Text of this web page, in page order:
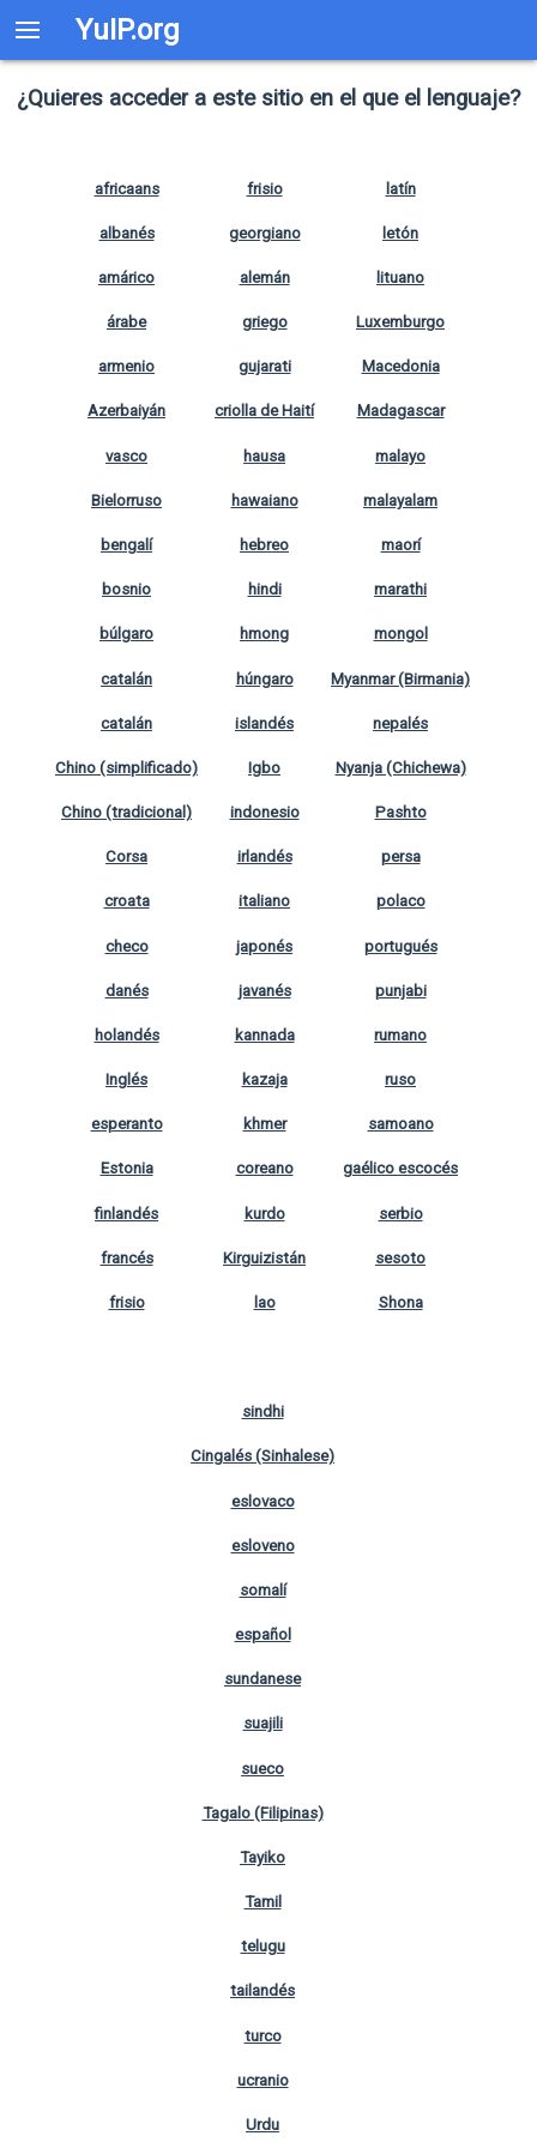
YuIP.org
¿Quieres acceder a este sitio en el que el lenguaje?
africaans
albanés
amárico
árabe
armenio
Azerbaiyán
vasco
Bielorruso
bengalí
bosnio
búlgaro
catalán
catalán
Chino (simplificado)
Chino (tradicional)
Corsa
croata
checo
danés
holandés
Inglés
esperanto
Estonia
finlandés
francés
frisio
frisio
georgiano
alemán
griego
gujarati
criolla de Haití
hausa
hawaiano
hebreo
hindi
hmong
húngaro
islandés
Igbo
indonesio
irlandés
italiano
japonés
javanés
kannada
kazaja
khmer
coreano
kurdo
Kirguizistán
lao
latín
letón
lituano
Luxemburgo
Macedonia
Madagascar
malayo
malayalam
maorí
marathi
mongol
Myanmar (Birmania)
nepalés
Nyanja (Chichewa)
Pashto
persa
polaco
portugués
punjabi
rumano
ruso
samoano
gaélico escocés
serbio
sesoto
Shona
sindhi
Cingalés (Sinhalese)
eslovaco
esloveno
somalí
español
sundanese
suajili
sueco
Tagalo (Filipinas)
Tayiko
Tamil
telugu
tailandés
turco
ucranio
Urdu